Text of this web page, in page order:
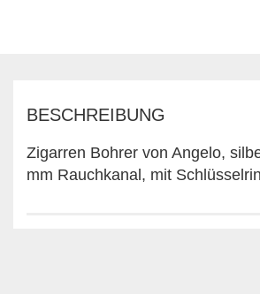
BESCHREIBUNG
Zigarren Bohrer von Angelo,
mm Rauchkanal, mit